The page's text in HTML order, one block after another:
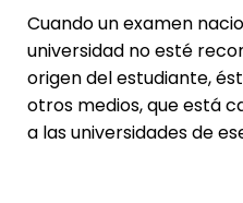
Cuando un examen
universidad no esté
origen del estudiante,
otros medios, que está
a las universidades de